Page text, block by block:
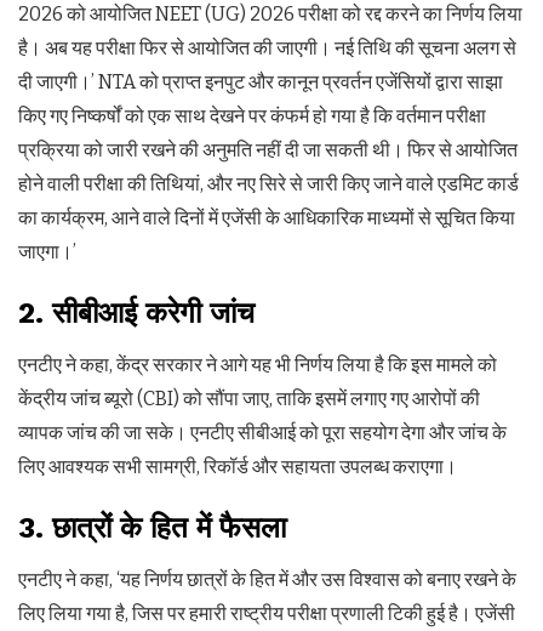
2026 को आयोजित NEET (UG) 2026 परीक्षा को रद्द करने का निर्णय लिया
है। अब यह परीक्षा फिर से आयोजित की जाएगी। नई तिथि की सूचना अलग से
दी जाएगी।’ NTA को प्राप्त इनपुट और कानून प्रवर्तन एजेंसियों द्वारा साझा
किए गए निष्कर्षों को एक साथ देखने पर कंफर्म हो गया है कि वर्तमान परीक्षा
प्रक्रिया को जारी रखने की अनुमति नहीं दी जा सकती थी। फिर से आयोजित
होने वाली परीक्षा की तिथियां, और नए सिरे से जारी किए जाने वाले एडमिट कार्ड
का कार्यक्रम, आने वाले दिनों में एजेंसी के आधिकारिक माध्यमों से सूचित किया
जाएगा।’
2. सीबीआई करेगी जांच
एनटीए ने कहा, केंद्र सरकार ने आगे यह भी निर्णय लिया है कि इस मामले को
केंद्रीय जांच ब्यूरो (CBI) को सौंपा जाए, ताकि इसमें लगाए गए आरोपों की
व्यापक जांच की जा सके। एनटीए सीबीआई को पूरा सहयोग देगा और जांच के
लिए आवश्यक सभी सामग्री, रिकॉर्ड और सहायता उपलब्ध कराएगा।
3. छात्रों के हित में फैसला
एनटीए ने कहा, ‘यह निर्णय छात्रों के हित में और उस विश्वास को बनाए रखने के
लिए लिया गया है, जिस पर हमारी राष्ट्रीय परीक्षा प्रणाली टिकी हुई है। एजेंसी